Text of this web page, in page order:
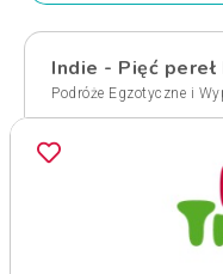
Indie - Pięć pereł
Podróże Egzotyczne i